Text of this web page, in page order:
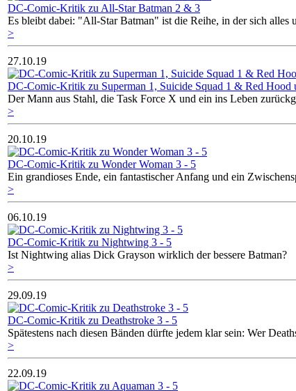
DC-Comic-Kritik zu All-Star Batman 2 & 3
Es bleibt dabei: "All-Star Batman" ist die Reihe, in der sich alles
>
27.10.19
DC-Comic-Kritik zu Superman 1, Suicide Squad 1 & Red Hood
Der Mann aus Stahl, die Task Force X und ein ins Leben
>
20.10.19
DC-Comic-Kritik zu Wonder Woman 3 - 5
Ein grandioses Ende, ein fantastischer Anfang und ein
>
06.10.19
DC-Comic-Kritik zu Nightwing 3 - 5
Ist Nightwing alias Dick Grayson wirklich der bessere Batman?
>
29.09.19
DC-Comic-Kritik zu Deathstroke 3 - 5
Spätestens nach diesen Bänden dürfte jedem klar sein: Wer
>
22.09.19